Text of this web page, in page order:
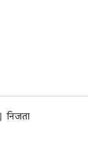
निजता